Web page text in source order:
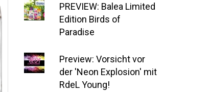
PREVIEW: Balea Limited
Edition Birds of
Paradise
Preview: Vorsicht vor
der 'Neon Explosion' mit
RdeL Young!